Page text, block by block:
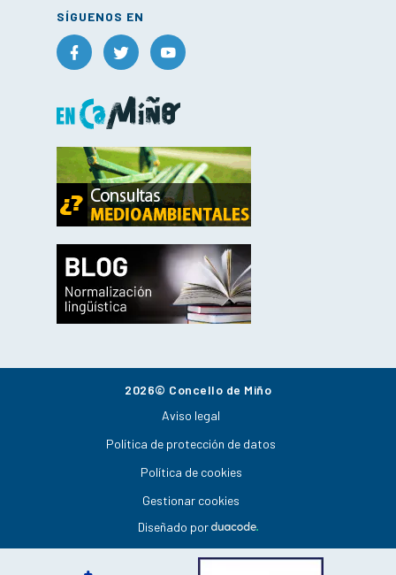
SÍGUENOS EN
2026© Concello de Miño
Aviso legal
Política de protección de datos
Política de cookies
Gestionar cookies
Diseñado por